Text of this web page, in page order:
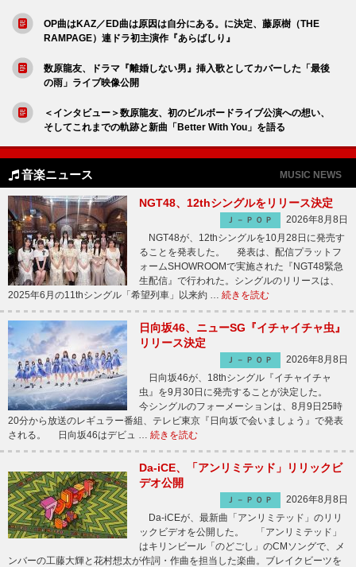
OP曲はKAZ／ED曲は原因は自分にある。に決定、藤原樹（THE
RAMPAGE）連ドラ初主演作『あらばしり』
数原龍友、ドラマ『離婚しない男』挿入歌としてカバーした「最後
の雨」ライブ映像公開
＜インタビュー＞数原龍友、初のビルボードライブ公演への想い、
そしてこれまでの軌跡と新曲「Better With You」を語る
音楽ニュース MUSIC NEWS
NGT48、12thシングルをリリース決定
Ｊ－ＰＯＰ
2026年8月8日
NGT48が、12thシングルを10月28日に発売す
ることを発表した。 発表は、配信プラットフ
ォームSHOWROOMで実施された『NGT48緊急
生配信』で行われた。シングルのリリースは、
2025年6月の11thシングル「希望列車」以来約 … 続きを読む
日向坂46、ニューSG『イチャイチャ虫』
リリース決定
Ｊ－ＰＯＰ
2026年8月8日
日向坂46が、18thシングル『イチャイチャ
虫』を9月30日に発売することが決定した。
今シングルのフォーメーションは、8月9日25時
20分から放送のレギュラー番組、テレビ東京『日向坂で会いましょう』で発表
される。 日向坂46はデビュ … 続きを読む
Da-iCE、「アンリミテッド」リリックビ
デオ公開
Ｊ－ＰＯＰ
2026年8月8日
Da-iCEが、最新曲「アンリミテッド」のリリ
ックビデオを公開した。 「アンリミテッド」
はキリンビール「のどごし」のCMソングで、メ
ンバーの工藤大輝と花村想太が作詞・作曲を担当した楽曲。ブレイクビーツを